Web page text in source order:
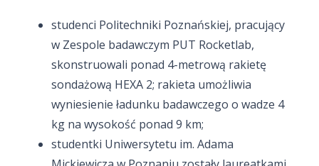
studenci Politechniki Poznańskiej, pracujący
w Zespole badawczym PUT Rocketlab,
skonstruowali ponad 4-metrową rakietę
sondażową HEXA 2; rakieta umożliwia
wyniesienie ładunku badawczego o wadze 4
kg na wysokość ponad 9 km;
studentki Uniwersytetu im. Adama